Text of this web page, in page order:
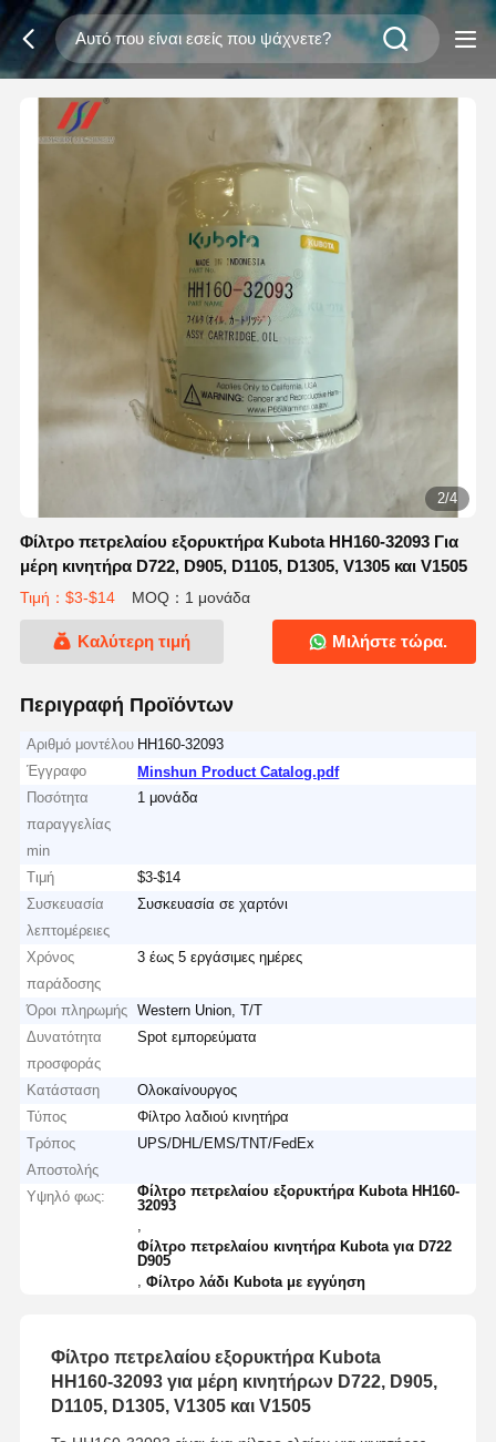
2/4
Φίλτρο πετρελαίου εξορυκτήρα Kubota HH160-32093 Για
μέρη κινητήρα D722, D905, D1105, D1305, V1305 και V1505
Τιμή：$3-$14 MOQ：1 μονάδα
Καλύτερη τιμή Μιλήστε τώρα.
Περιγραφή Προϊόντων
Αριθμό μοντέλου HH160-32093
Έγγραφο
Minshun Product Catalog.pdf
Ποσότητα
παραγγελίας
min
1 μονάδα
Τιμή
$3-$14
Συσκευασία
λεπτομέρειες
Συσκευασία σε χαρτόνι
Χρόνος
παράδοσης
3 έως 5 εργάσιμες ημέρες
Όροι πληρωμής
Western Union, T/T
Δυνατότητα
προσφοράς
Spot εμπορεύματα
Κατάσταση
Ολοκαίνουργος
Τύπος
Φίλτρο λαδιού κινητήρα
Τρόπος
Αποστολής
UPS/DHL/EMS/TNT/FedEx
Υψηλό φως:
Φίλτρο πετρελαίου εξορυκτήρα Kubota HH160-
32093
Φίλτρο πετρελαίου κινητήρα Kubota για D722
D905
,Φίλτρο λάδι Kubota με εγγύηση
Φίλτρο πετρελαίου εξορυκτήρα Kubota
HH160-32093 για μέρη κινητήρων D722, D905,
D1105, D1305, V1305 και V1505